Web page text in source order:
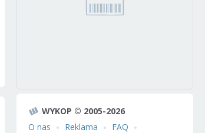
WYKOP © 2005-2026
O nas
Reklama
FAQ